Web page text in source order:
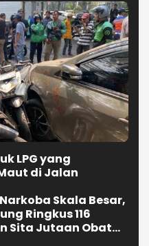
LPG yang
di Jalan
Skala Besar,
Ringkus 116
Sita Jutaan Obat